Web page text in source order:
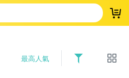
登
最高人氣